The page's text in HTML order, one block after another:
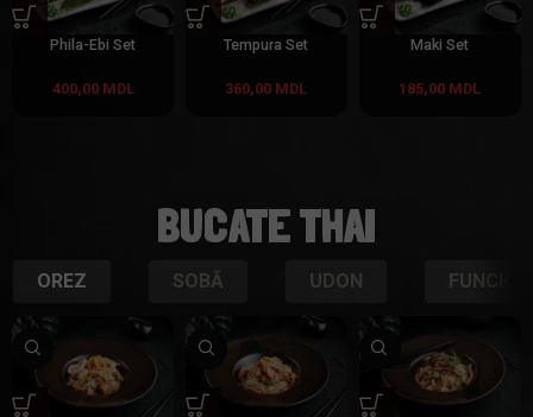
Phila-Ebi Set
400,00 MDL
Tempura Set
360,00 MDL
Maki Set
185,00 MDL
BUCATE THAI
OREZ SOBĂ UDON